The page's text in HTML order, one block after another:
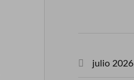
julio 2026